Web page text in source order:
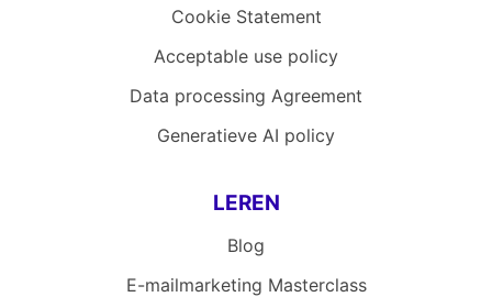
Cookie Statement
Acceptable use policy
Data processing Agreement
Generatieve AI policy
LEREN
Blog
E-mailmarketing Masterclass